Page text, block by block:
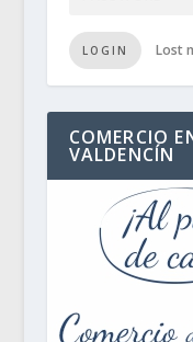
LOGIN Lost
COMERCIO
VALDENCÍN